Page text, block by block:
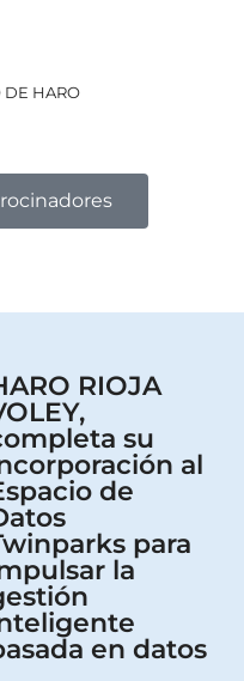
DE HARO
RIOJA
su
al
de
para
la
en datos